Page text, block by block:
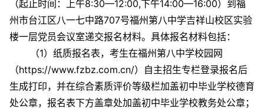
（起止时间：上午8:30—12:00,下午14:00—16:00）到福
州市台江区八一七中路707号福州第八中学吉祥山校区实验
楼一层党员会议室递交报名材料。具体报名材料包括：
（1）纸质报名表，考生在福州第八中学校园网
（https://www.fzbz.com.cn/）自主招生专栏登录报名后
生成打印，并在综合素质评价等级栏加盖初中毕业学校德育
处公章，报名表下方盖章处加盖初中毕业学校教务处公章；